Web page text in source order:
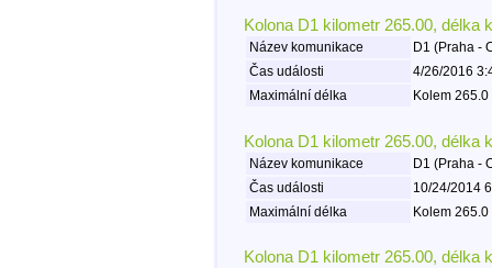
Kolona D1 kilometr 265.00, délka
Název komunikace
D1 (Praha -
Čas události
4/26/2016
Maximální délka
Kolem
Kolona D1 kilometr 265.00, délka
Název komunikace
D1 (Praha -
Čas události
10/24/2014
Maximální délka
Kolem
Kolona D1 kilometr 265.00, délka